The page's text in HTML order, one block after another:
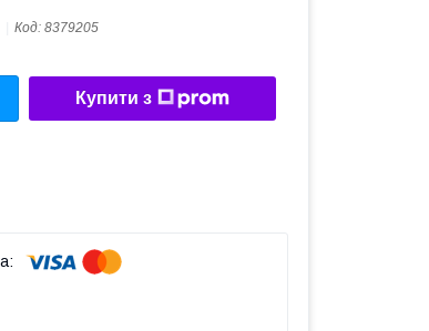
Код: 8379205
Купити з